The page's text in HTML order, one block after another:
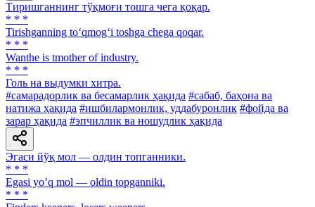
Тиришганнинг тўқмоғи тошга чега қоқар.
* * *
Tirishganning to‘qmog‘i toshga chega qoqar.
* * *
Wanthe is tmother of industry.
* * *
Голь на выдумки хитра.
#самарадорлик ва бесамарлик ҳақида #сабаб, баҳона ва
натижа ҳақида #ишбилармонлик, уддабуронлик #фойда ва
зарар ҳақида #эпчиллик ва ношудлик ҳақида
Эгаси йўқ мол — олдин топганники.
* * *
Egasi yoʼq mol — oldin topganniki.
* * *